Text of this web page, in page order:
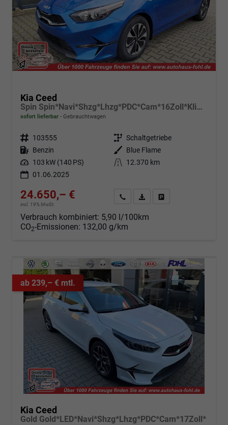
Kia Ceed
Spin Spin*Navi*Shzg*Lhzg*PDC*Cam*16Zoll*Klima*
sofort lieferbar Gebrauchtwagen
Fahrzeugnr. 103555 Getriebe Schaltgetriebe
Kraftstoff Benzin Außenfarbe
Blue Flame
Leistung 103 kW (140 PS) Kilometerstand
12.370 km
01.06.2025
24.650,– €
incl. 19% MwSt.
Angebot anfordern
Fahrzeugexpose (PDF)
Verbrauch kombiniert: 5,90 l/100km
CO2-Emissionen: 132,00 g/km
ab 239,– € mtl.
Kia Ceed
Gold Gold*LED*Navi*Shzg*Lhzg*PDC*Cam*17Zoll*